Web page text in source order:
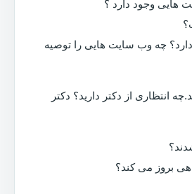
هایی وجود دارد ؟
چه وب سایت هایی را توصیه
انتظاری از دکتر دارید؟ دکتر
بروز می کند؟